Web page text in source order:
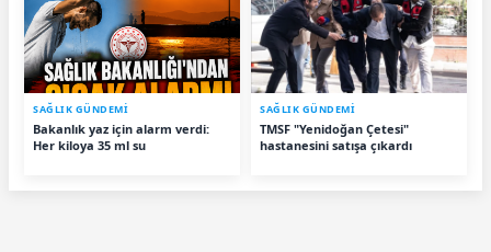
SAĞLIK GÜNDEMİ
Bakanlık yaz için alarm verdi:
Her kiloya 35 ml su
SAĞLIK GÜNDEMİ
TMSF "Yenidoğan Çetesi"
hastanesini satışa çıkardı